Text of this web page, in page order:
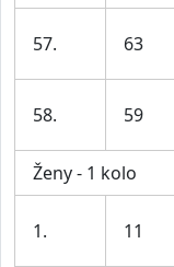
57. 63
58. 59
Ženy - 1 kolo
1. 11